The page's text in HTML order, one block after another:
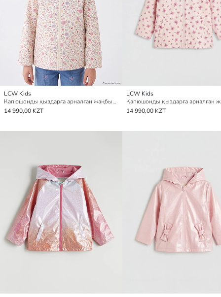
LCW Kids
Капюшонды қыздарға арналған жаңбырдан қорғайтын жамылғы
14 990,00 KZT
LCW Kids
14 990,00 KZT